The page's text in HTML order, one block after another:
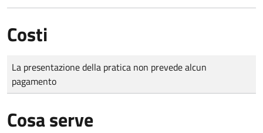
Costi
Tipo di pagamento
Importo
La presentazione della pratica non prevede alcun
pagamento
Cosa serve